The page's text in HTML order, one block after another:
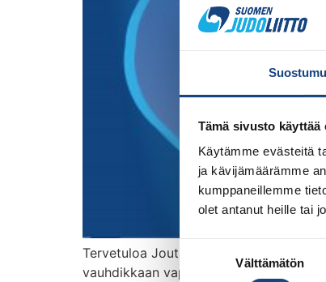
Tämä sivusto käyttää
Käytämme evästeitä
ja kävijämäärämme
kumppaneillemme
olet antanut heille tai
valinta
Välttämätön
Tervetuloa Joutsan Tarmon
vauhdikkaan vappuleirin